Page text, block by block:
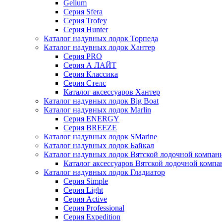
Gelium
Серия Sfera
Серия Trofey
Серия Hunter
Каталог надувных лодок Торпеда
Каталог надувных лодок Хантер
Серия PRO
Серия А ЛАЙТ
Серия Классика
Серия Стелс
Каталог аксессуаров Хантер
Каталог надувных лодок Big Boat
Каталог надувных лодок Marlin
Серия ENERGY
Серия BREEZE
Каталог надувных лодок SMarine
Каталог надувных лодок Байкал
Каталог надувных лодок Вятской лодочной
Каталог аксессуаров Вятской лодочной
Каталог надувных лодок Гладиатор
Серия Simple
Серия Light
Серия Active
Серия Professional
Серия Expedition